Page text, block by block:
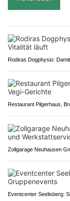
Rodiras Dogphysio:
Restaurant Pilgerhaus,
Zollgarage Neuhausen
Eventcenter Seelisberg: